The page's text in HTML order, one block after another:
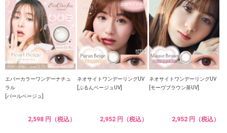
エバーカラーワンデーナチュ
ラル
[パールベージュ]
2,598 円（税込）
ネオサイトワンデーリングUV
[ぷるんベージュUV]
2,952 円（税込）
ネオサイトワンデーリングUV
[モーヴブラウン茶UV]
2,952 円（税込）